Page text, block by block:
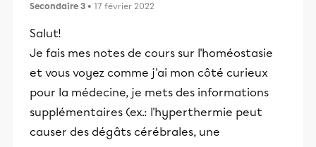
Secondaire 3 • 17 février 2022
Salut!
Je fais mes notes de cours sur l'homéostasie
et vous voyez comme j'ai mon côté curieux
pour la médecine, je mets des informations
supplémentaires (ex.: l'hyperthermie peut
causer des dégâts cérébrales, une